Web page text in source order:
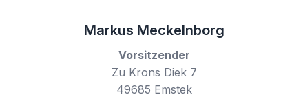
Markus Meckelnborg
Vorsitzender
Zu Krons Diek 7
49685 Emstek